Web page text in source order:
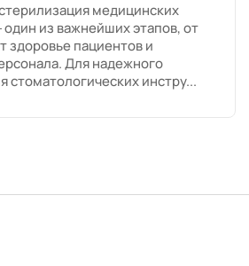
медицинских
из важнейших этапов, от
здоровье пациентов и
Для надежного
стоматологических инстру...